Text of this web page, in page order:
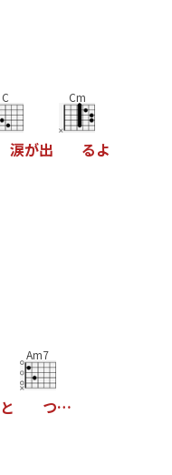
C
涙が出
Cm
るよ
と
Am7
つ…